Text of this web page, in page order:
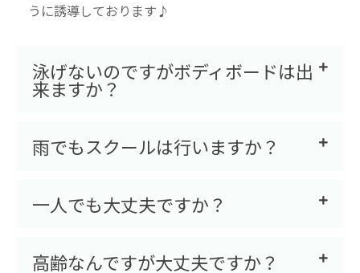
うに誘導しております♪
泳げないのですがボディボードは出
来ますか？
雨でもスクールは行いますか？
一人でも大丈夫ですか？
高齢なんですが大丈夫ですか？